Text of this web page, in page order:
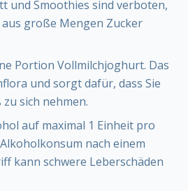
und Smoothies sind verboten,
große Mengen Zucker
Portion Vollmilchjoghurt. Das
und sorgt dafür, dass Sie
sich nehmen.
auf maximal 1 Einheit pro
nach einem
kann schwere Leberschäden